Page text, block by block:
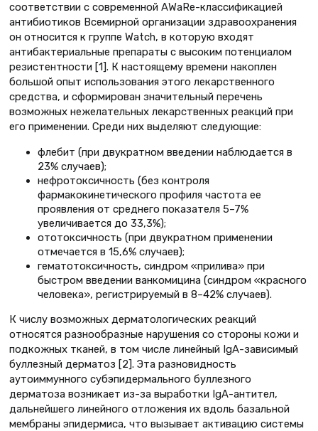
соответствии с современной AWaRe-классификацией
антибиотиков Всемирной организации здравоохранения
он относится к группе Watch, в которую входят
антибактериальные препараты с высоким потенциалом
резистентности [1]. К настоящему времени накоплен
большой опыт использования этого лекарственного
средства, и сформирован значительный перечень
возможных нежелательных лекарственных реакций при
его применении. Среди них выделяют следующие:
флебит (при двукратном введении наблюдается в
23% случаев);
нефротоксичность (без контроля
фармакокинетического профиля частота ее
проявления от среднего показателя 5–7%
увеличивается до 33,3%);
ототоксичность (при двукратном применении
отмечается в 15,6% случаев);
гематотоксичность, синдром «прилива» при
быстром введении ванкомицина (синдром «красного
человека», регистрируемый в 8–42% случаев).
К числу возможных дерматологических реакций
относятся разнообразные нарушения со стороны кожи и
подкожных тканей, в том числе линейный IgА-зависимый
буллезный дерматоз [2]. Эта разновидность
аутоиммунного суб­эпидермального буллезного
дерматоза возникает из-за выработки IgA-антител,
дальнейшего линейного отложения их вдоль базальной
мембраны эпидермиса, что вызывает активацию системы